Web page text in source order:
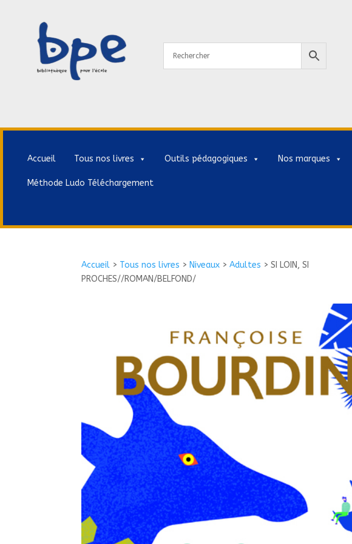
Accueil Tous nos livres Outils pédagogiques Nos marques
Méthode Ludo Téléchargement
Accueil > Tous nos livres > Niveaux >Adultes >SI LOIN, SI
PROCHES//ROMAN/BELFOND/